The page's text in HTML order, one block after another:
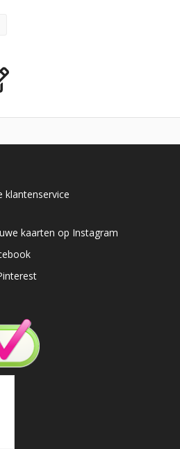
klantenservice
kaarten op Instagram